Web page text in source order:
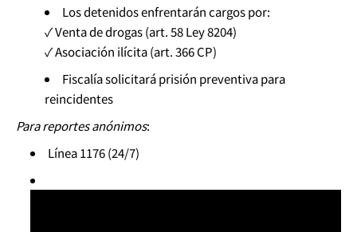
Los detenidos enfrentarán cargos por:
✓ Venta de drogas (art. 58 Ley 8204)
✓ Asociación ilícita (art. 366 CP)
Fiscalía solicitará prisión preventiva para
reincidentes
Para reportes anónimos:
Línea 1176 (24/7)